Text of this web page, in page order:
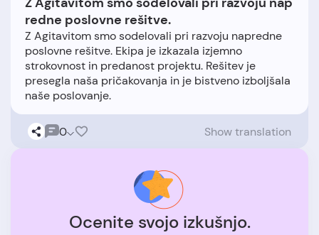
redne poslovne rešitve.
Z Agitavitom smo sodelovali pri razvoju napredne
poslovne rešitve. Ekipa je izkazala izjemno
strokovnost in predanost projektu. Rešitev je
presegla naša pričakovanja in je bistveno izboljšala
0 Show translation
Ocenite svojo izkušnjo.